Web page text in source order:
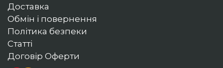
Доставка
Обмін і повернення
Політика безпеки
Статті
Договір Оферти